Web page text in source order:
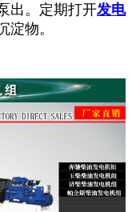
出。定期打开发电
淀物。